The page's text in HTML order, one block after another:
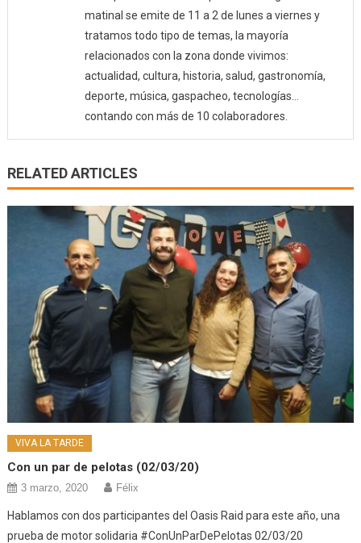
matinal se emite de 11 a 2 de lunes a viernes y
tratamos todo tipo de temas, la mayoría
relacionados con la zona donde vivimos:
actualidad, cultura, historia, salud, gastronomía,
deporte, música, gaspacheo, tecnologías…
contando con más de 10 colaboradores.
RELATED ARTICLES
VIVA LA TARDE
Con un par de pelotas (02/03/20)
3 marzo, 2020 Félix
Hablamos con dos participantes del Oasis Raid para este año, una
prueba de motor solidaria #ConUnParDePelotas 02/03/20